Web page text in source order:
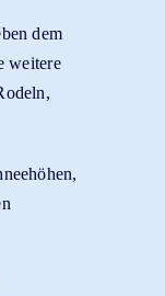
dem
weitere